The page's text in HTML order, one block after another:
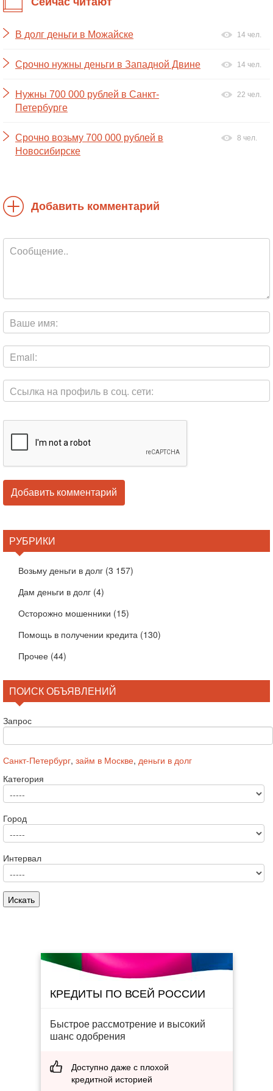
В долг деньги в Можайске 14 чел.
Срочно нужны деньги в Западной Двине 14 чел.
Нужны 700 000 рублей в Санкт-
Петербурге
22 чел.
Срочно возьму 700 000 рублей в
Новосибирске
8 чел.
Добавить комментарий
РУБРИКИ
Возьму деньги в долг (3 157)
Дам деньги в долг (4)
Осторожно мошенники (15)
Помощь в получении кредита (130)
Прочее (44)
ПОИСК ОБЪЯВЛЕНИЙ
Запрос
Санкт-Петербург, займ в Москве, деньги в долг
Категория
Город
Интервал
КРЕДИТЫ ПО ВСЕЙ РОССИИ
Быстрое рассмотрение и высокий
шанс одобрения
Доступно даже с плохой
кредитной историей